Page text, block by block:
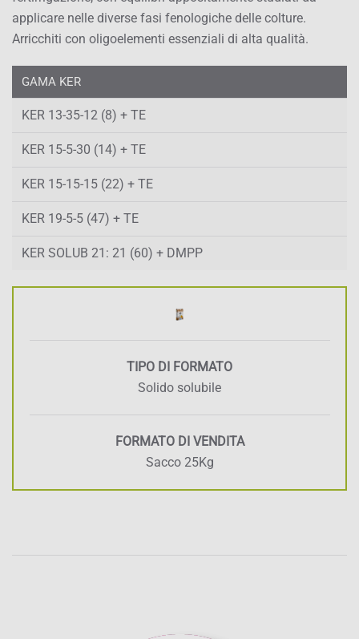
applicare nelle diverse fasi fenologiche delle colture.
Arricchiti con oligoelementi essenziali di alta qualità.
GAMA KER
KER 13-35-12 (8) + TE
KER 15-5-30 (14) + TE
KER 15-15-15 (22) + TE
KER 19-5-5 (47) + TE
KER SOLUB 21: 21 (60) + DMPP
TIPO DI FORMATO
Solido solubile
FORMATO DI VENDITA
Sacco 25Kg